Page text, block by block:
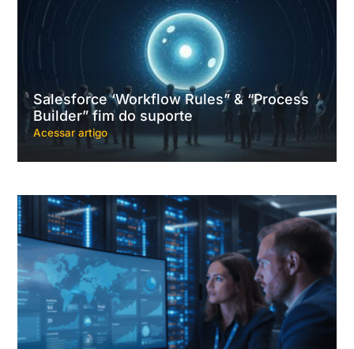
Salesforce ‘Workflow Rules” & “Process
Builder” fim do suporte
Acessar artigo